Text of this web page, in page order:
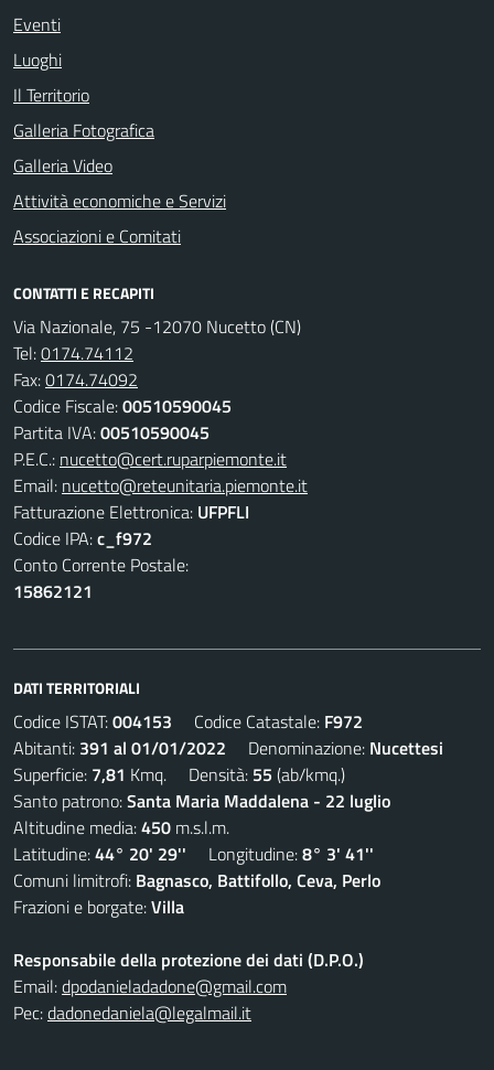
Eventi
Luoghi
Il Territorio
Galleria Fotografica
Galleria Video
Attività economiche e Servizi
Associazioni e Comitati
CONTATTI E RECAPITI
Via Nazionale, 75 -12070 Nucetto (CN)
Tel:0174.74112
Fax:0174.74092
Codice Fiscale:00510590045
Partita IVA:00510590045
P.E.C.: nucetto@cert.ruparpiemonte.it
Email: nucetto@reteunitaria.piemonte.it
Fatturazione Elettronica: UFPFLI
Codice IPA:c_f972
Conto Corrente Postale:
15862121
DATI TERRITORIALI
Codice ISTAT:004153 Codice Catastale: F972
Abitanti: 391 al 01/01/2022 Denominazione: Nucettesi
Superficie: 7,81 Kmq. Densità: 55 (ab/kmq.)
Santo patrono:Santa Maria Maddalena - 22 luglio
Altitudine media:450 m.s.l.m.
Latitudine:44° 20' 29'' Longitudine:8° 3' 41''
Comuni limitrofi: Bagnasco, Battifollo, Ceva, Perlo
Frazioni e borgate:Villa
Responsabile della protezione dei dati (D.P.O.)
Email:dpodanieladadone@gmail.com
Pec:dadonedaniela@legalmail.it